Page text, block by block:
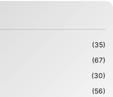
(35)
(67)
(30)
(56)